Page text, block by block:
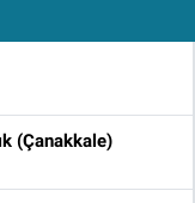
(Çanakkale)